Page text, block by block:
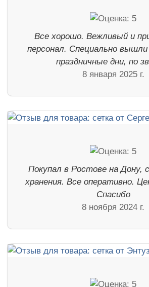
Все хорошо. Вежливый и
персонал. Специально
праздничные дни, по
8 января 2025 г.
Покупал в Ростове на Дону,
хранения. Все оперативно.
Спасибо
8 ноября 2024 г.